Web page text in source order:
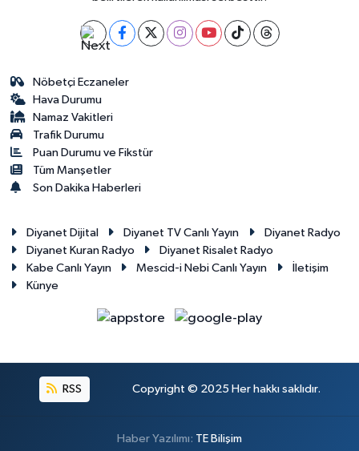
Nöbetçi Eczaneler
Hava Durumu
Namaz Vakitleri
Trafik Durumu
Puan Durumu ve Fikstür
Tüm Manşetler
Son Dakika Haberleri
Diyanet Dijital Diyanet TV Canlı Yayın
Diyanet Radyo
Diyanet Kuran Radyo
Diyanet Risalet Radyo
Kabe Canlı Yayın
Mescid-i Nebi Canlı Yayın
İletişim
Künye
RSS Copyright © 2025 Her hakkı saklıdır.
Haber Yazılımı: TE Bilişim